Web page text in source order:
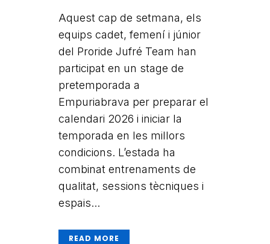
Aquest cap de setmana, els
equips cadet, femení i júnior
del Proride Jufré Team han
participat en un stage de
pretemporada a
Empuriabrava per preparar el
calendari 2026 i iniciar la
temporada en les millors
condicions. L’estada ha
combinat entrenaments de
qualitat, sessions tècniques i
espais...
READ MORE